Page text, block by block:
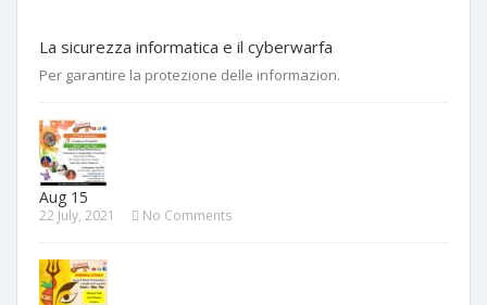
La sicurezza informatica e il cyberwarfa
Per garantire la protezione delle informazion.
Aug 15
22 July, 2021 No Comments